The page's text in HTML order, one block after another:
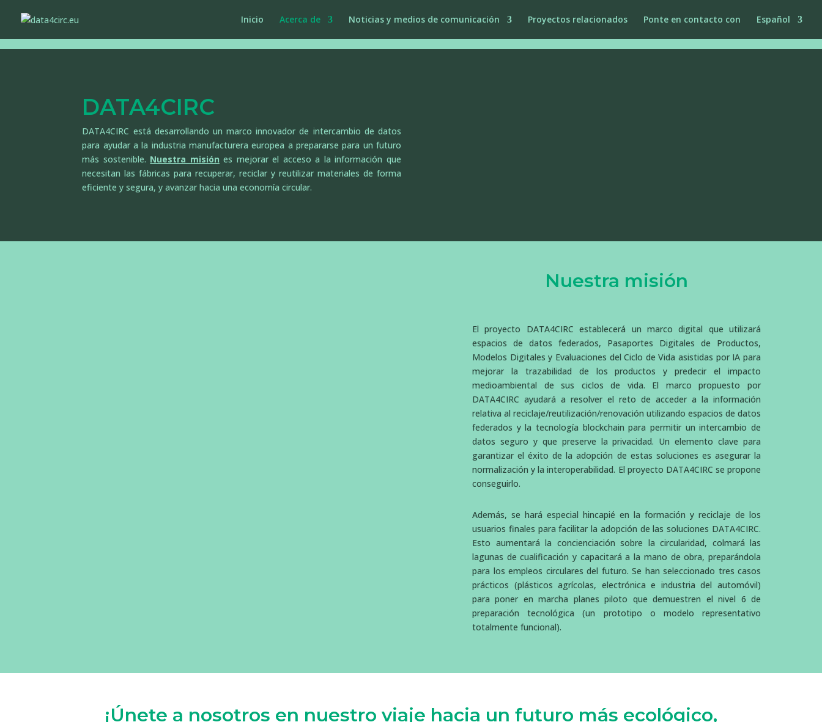
Inicio Acerca de Noticias y medios de comunicación Proyectos relacionados Ponte en contacto con Español
DATA4CIRC
DATA4CIRC está desarrollando un marco innovador de intercambio de datos
para ayudar a la industria manufacturera europea a prepararse para un futuro
más sostenible. Nuestra misión es mejorar el acceso a la información que
necesitan las fábricas para recuperar, reciclar y reutilizar materiales de forma
eficiente y segura, y avanzar hacia una economía circular.
Nuestra misión
El proyecto DATA4CIRC establecerá un marco digital que utilizará
espacios de datos federados, Pasaportes Digitales de Productos,
Modelos Digitales y Evaluaciones del Ciclo de Vida asistidas por IA para
mejorar la trazabilidad de los productos y predecir el impacto
medioambiental de sus ciclos de vida. El marco propuesto por
DATA4CIRC ayudará a resolver el reto de acceder a la información
relativa al reciclaje/reutilización/renovación utilizando espacios de datos
federados y la tecnología blockchain para permitir un intercambio de
datos seguro y que preserve la privacidad. Un elemento clave para
garantizar el éxito de la adopción de estas soluciones es asegurar la
normalización y la interoperabilidad. El proyecto DATA4CIRC se propone
conseguirlo.
Además, se hará especial hincapié en la formación y reciclaje de los
usuarios finales para facilitar la adopción de las soluciones DATA4CIRC.
Esto aumentará la concienciación sobre la circularidad, colmará las
lagunas de cualificación y capacitará a la mano de obra, preparándola
para los empleos circulares del futuro. Se han seleccionado tres casos
prácticos (plásticos agrícolas, electrónica e industria del automóvil)
para poner en marcha planes piloto que demuestren el nivel 6 de
preparación tecnológica (un prototipo o modelo representativo
totalmente funcional).
¡Únete a nosotros en nuestro viaje hacia un futuro más ecológico,